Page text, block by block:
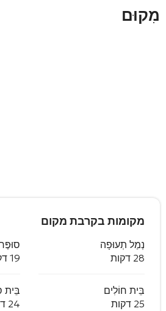
מִקוּם
מקומות בקרבת מקום
נְמַל תְעוּפָה
28 דקות
19 דקות
בֵּית חוֹלִים
25 דקות
בֵּית
24 דקות